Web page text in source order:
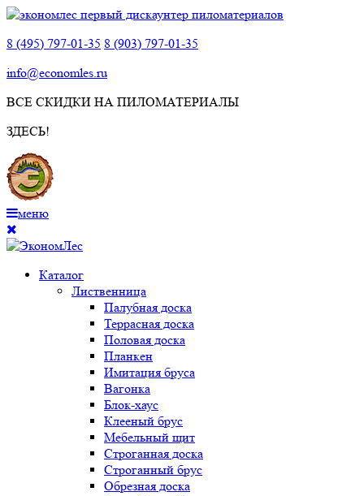
8 (495) 797-01-35 8 (903) 797-01-35
info@economles.ru
ВСЕ СКИДКИ НА ПИЛОМАТЕРИАЛЫ
ЗДЕСЬ!
меню
Каталог
Лиственница
Палубная доска
Террасная доска
Половая доска
Планкен
Имитация бруса
Вагонка
Блок-хаус
Клееный брус
Мебельный щит
Строганная доска
Строганный брус
Обрезная доска